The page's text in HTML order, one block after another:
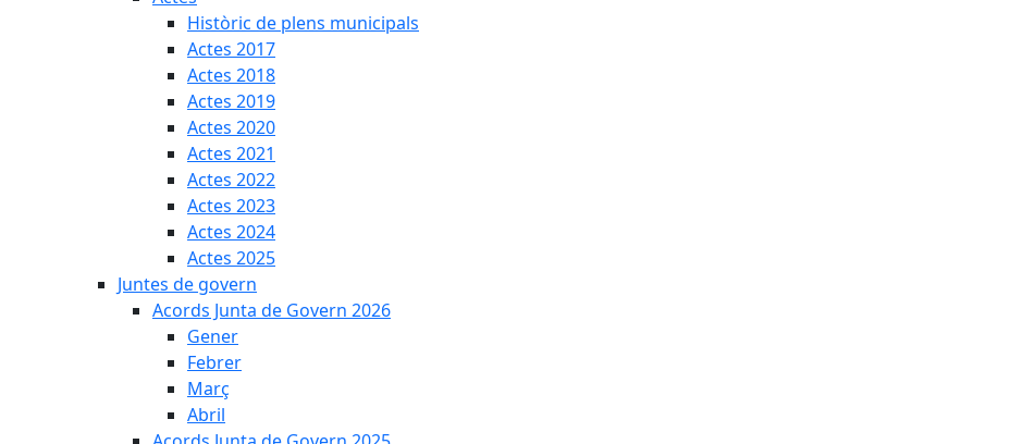
Històric de plens municipals
Actes 2017
Actes 2018
Actes 2019
Actes 2020
Actes 2021
Actes 2022
Actes 2023
Actes 2024
Actes 2025
Juntes de govern
Acords Junta de Govern 2026
Gener
Febrer
Març
Abril